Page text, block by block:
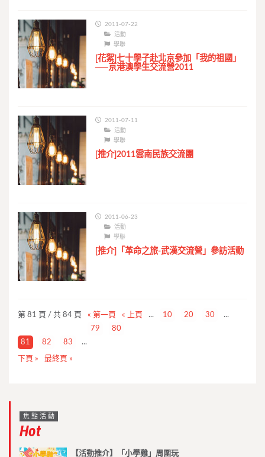
2011-07-22
活動
學聯
[花絮]七十學子赴北京參加「我的祖國」
──京港澳學生交流營2011
2011-07-11
活動
學聯
[推介]2011雲南民族交流團
2011-06-23
活動
學聯
[推介]「革命之旅-武漢交流營」參訪活動
第 81 頁 / 共 84 頁 « 第一頁 « 上頁 ... 10 20 30
...
79
80
81
82 83 ...
下頁 » 最終頁 »
焦點活動
Hot
【活動推介】「小學雞」周圍玩